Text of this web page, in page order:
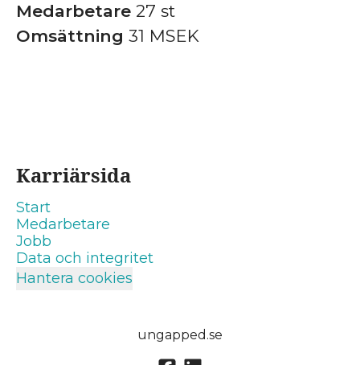
Medarbetare 27 st
Omsättning 31 MSEK
Karriärsida
Start
Medarbetare
Jobb
Data och integritet
Hantera cookies
ungapped.se